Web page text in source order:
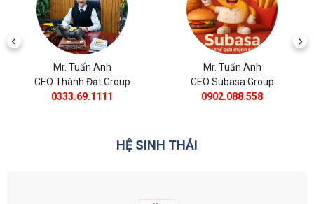
Mr. Tuấn Anh
CEO Thành Đạt Group
0333.69.1111
Mr. Tuấn Anh
CEO Subasa Group
0902.088.558
HỆ SINH THÁI